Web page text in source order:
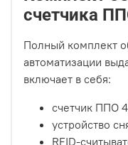
счетчика
Полный комплект
автоматизации
включает в себя:
счетчик ППО
устройство
RFID-